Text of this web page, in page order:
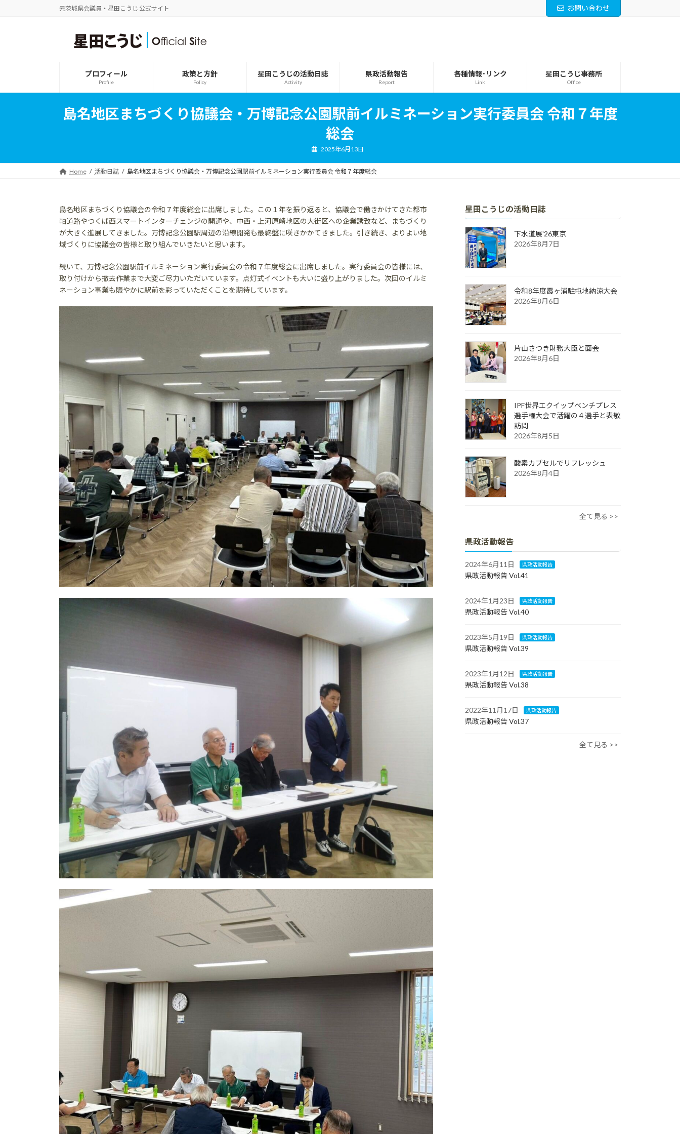
元茨城県会議員・星田こうじ 公式サイト お問い合わせ
プロフィール
Profile
政策と方針
Policy
星田こうじの活動日誌
Activity
県政活動報告
Report
各種情報･リンク
Link
星田こうじ事務所
Office
島名地区まちづくり協議会・万博記念公園駅前イルミネーション実行委員会 令和７年度
総会
2025年6月13日
Home 活動日誌 島名地区まちづくり協議会・万博記念公園駅前イルミネーション実行委員会 令和７年度総会
島名地区まちづくり協議会の令和７年度総会に出席しました。この１年を振り返ると、協議会で働きかけてきた都市
軸道路やつくば西スマートインターチェンジの開通や、中西・上河原崎地区の大街区への企業誘致など、まちづくり
が大きく進展してきました。万博記念公園駅周辺の沿線開発も最終盤に咲きかかてきました。引き続き、よりよい地
域づくりに協議会の皆様と取り組んでいきたいと思います。
続いて、万博記念公園駅前イルミネーション実行委員会の令和７年度総会に出席しました。実行委員会の皆様には、
取り付けから撤去作業まで大変ご尽力いただいています。点灯式イベントも大いに盛り上がりました。次回のイルミ
ネーション事業も賑やかに駅前を彩っていただくことを期待しています。
星田こうじの活動日誌
下水道展'26東京
2026年8月7日
令和8年度霞ヶ浦駐屯地納涼大会
2026年8月6日
片山さつき財務大臣と面会
2026年8月6日
IPF世界エクイップベンチプレス
選手権大会で活躍の４選手と表敬
訪問
2026年8月5日
酸素カプセルでリフレッシュ
2026年8月4日
全て見る >>
県政活動報告
2024年6月11日 県政活動報告
県政活動報告 Vol.41
2024年1月23日 県政活動報告
県政活動報告 Vol.40
2023年5月19日 県政活動報告
県政活動報告 Vol.39
2023年1月12日 県政活動報告
県政活動報告 Vol.38
2022年11月17日 県政活動報告
県政活動報告 Vol.37
全て見る >>